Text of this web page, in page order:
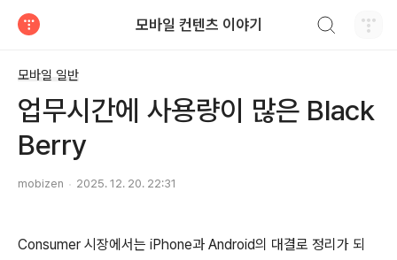
모바일 컨텐츠 이야기
모바일 일반
업무시간에 사용량이 많은 Black
Berry
mobizen 2025. 12. 20. 22:31
Consumer 시장에서는 iPhone과 Android의 대결로 정리가 되